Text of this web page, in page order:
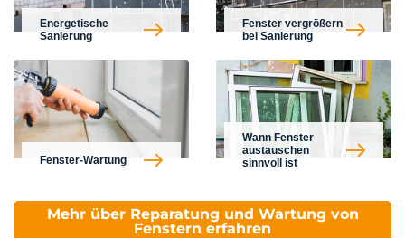
Energetische
Sanierung
Fenster vergrößern
bei Sanierung
Fenster-Wartung
Wann Fenster
austauschen
sinnvoll ist
Mehr über Reparatung und Wartung von
Fenstern erfahren